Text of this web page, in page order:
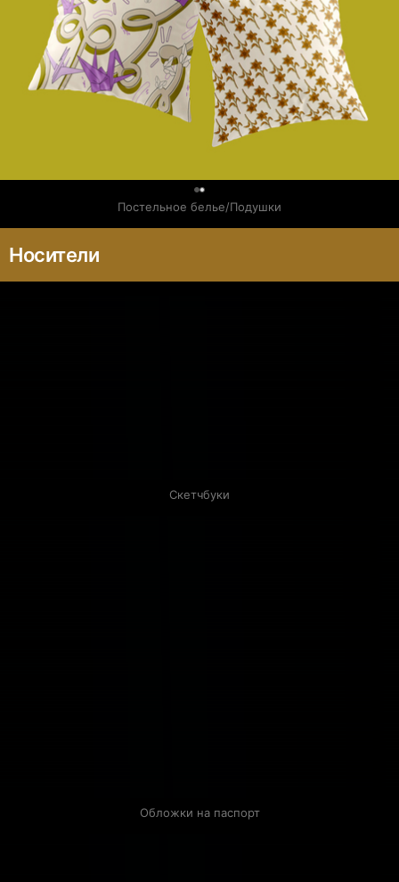
Постельное белье/Подушки
Носители
Скетчбуки
Обложки на паспорт